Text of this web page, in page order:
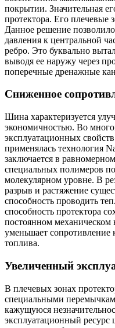
покрытии. Значительная
протектора. Его
Данное решение
давления к центральной
ребро. Это буквально
выводя ее наружу через
поперечные дренажные
Сниженное
Шина характеризуется
экономичностью. Во
эксплуатационных
применялась технология
заключается в
специальных полимеров
молекулярном уровне. В
разрыв и растяжение
способность проводить
способность протектора
постоянном механическом
уменьшает сопротивление
топлива.
Увеличенный
В плечевых зонах
специальными
кажущуюся
эксплуатационный